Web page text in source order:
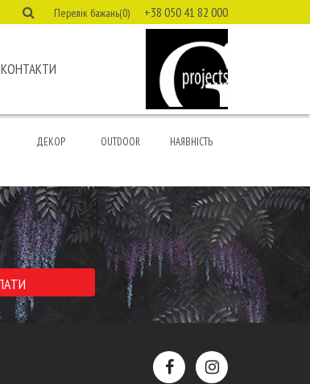
Перелік бажань(0) +38 050 41 82 000
КОНТАКТИ
ДЕКОР OUTDOOR НАЯВНІСТЬ